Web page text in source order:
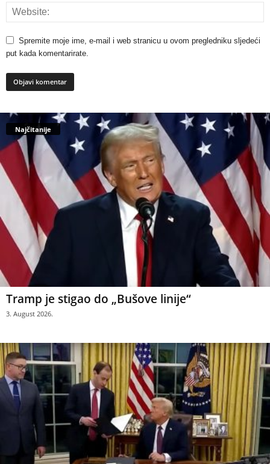
Spremite moje ime, e-mail i web stranicu u ovom pregledniku sljedeći
put kada komentarirate.
Najčitanije
Tramp je stigao do „Bušove linije“
3. August 2026.